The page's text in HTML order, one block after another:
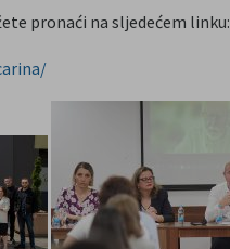
pronaći na sljedećem linku: